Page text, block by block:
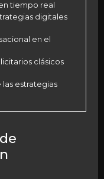
tiempo real
digitales
en el
clásicos
estrategias